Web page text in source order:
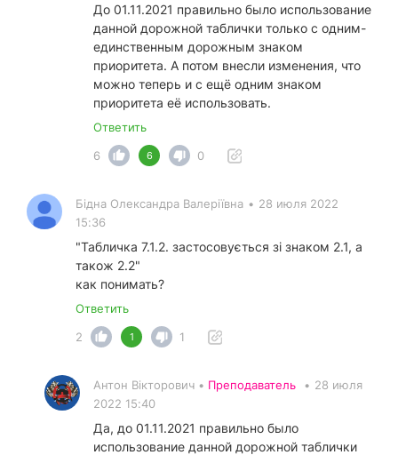
До 01.11.2021 правильно было использование
данной дорожной таблички только с одним-
единственным дорожным знаком
приоритета. А потом внесли изменения, что
можно теперь и с ещё одним знаком
приоритета её использовать.
Ответить
6
6 0
Бідна Олександра Валеріївна • 28 июля 2022
15:36
"Табличка 7.1.2. застосовується зі знаком 2.1, а
також 2.2"
как понимать?
Ответить
2
1 1
Антон Вікторович • Преподаватель • 28 июля
2022 15:40
Да, до 01.11.2021 правильно было
использование данной дорожной таблички